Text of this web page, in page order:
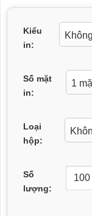
Kiểu
in:
Số mặt
in:
Loại
hộp:
Số
lượng: